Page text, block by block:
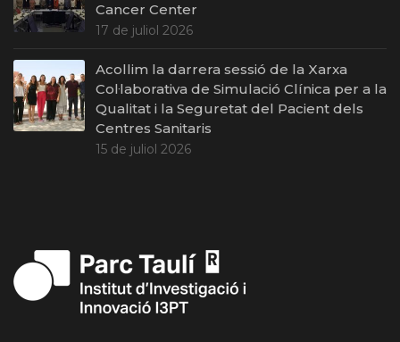
Cancer Center
17 de juliol 2026
Acollim la darrera sessió de la Xarxa
Col·laborativa de Simulació Clínica per a la
Qualitat i la Seguretat del Pacient dels
Centres Sanitaris
15 de juliol 2026